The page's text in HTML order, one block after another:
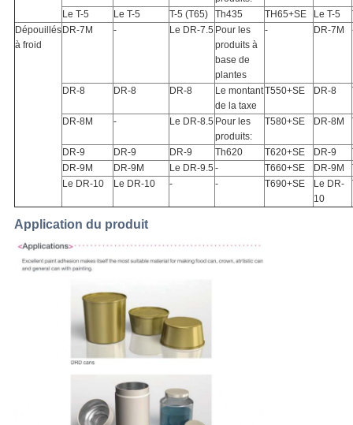
Le T-5 Le T-5 T-5 (T65) Th435 TH65+SE Le T-5
Dépouillés
à froid
DR-7M - Le DR-7.5 Pour les
produits à
base de
plantes
- DR-7M
DR-8 DR-8 DR-8
Le montant
de la taxe
T550+SE DR-8
DR-8M - Le DR-8.5 Pour les
produits:
T580+SE DR-8M
DR-9 DR-9 DR-9 Th620 T620+SE DR-9
DR-9M
DR-9M Le DR-9.5 - T660+SE DR-9M
Le DR-10
Le DR-10 - - T690+SE
Le DR-
10
Application du produit